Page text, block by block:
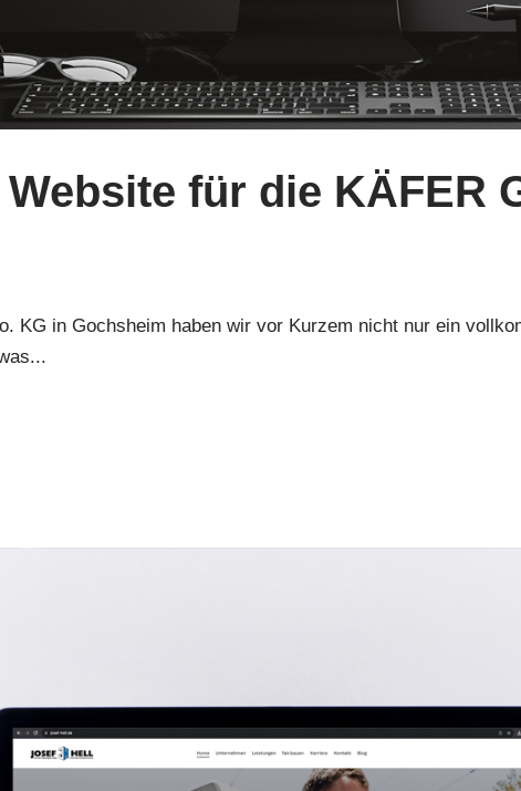
für die KÄFER
KG in Gochsheim haben wir vor Kurzem nicht nur ein